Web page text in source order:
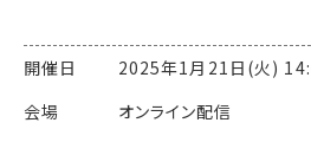
開催日 2025年1月21日(火)
会場 オンライン配信